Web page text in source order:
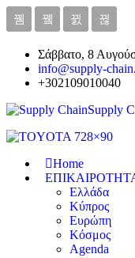
Σάββατο, 8
info@supply-
+302109010040
Supply
Home
Ελλάδα
Κύπρος
Ευρώπη
Κόσμος
Agenda